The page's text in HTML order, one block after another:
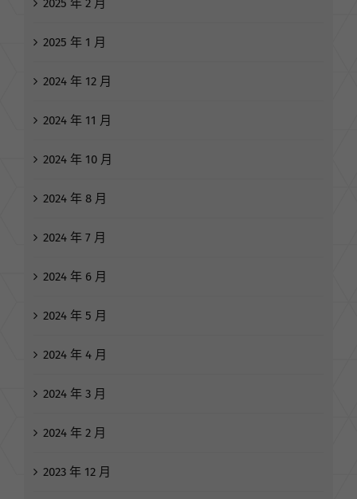
2025 年 2 月
2025 年 1 月
2024 年 12 月
2024 年 11 月
2024 年 10 月
2024 年 8 月
2024 年 7 月
2024 年 6 月
2024 年 5 月
2024 年 4 月
2024 年 3 月
2024 年 2 月
2023 年 12 月